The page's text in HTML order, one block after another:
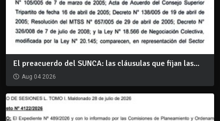
El preacuerdo del SUNCA: las cláusulas que fijan las...
Aug 04 2026